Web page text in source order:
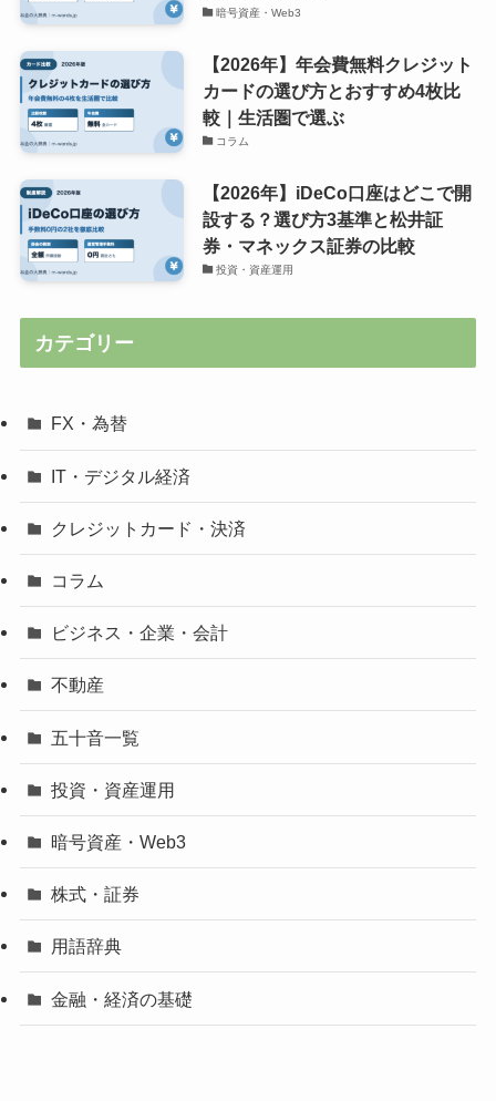
暗号資産・Web3
【2026年】年会費無料クレジット
カードの選び方とおすすめ4枚比
較｜生活圏で選ぶ
コラム
【2026年】iDeCo口座はどこで開
設する？選び方3基準と松井証
券・マネックス証券の比較
投資・資産運用
カテゴリー
FX・為替
IT・デジタル経済
クレジットカード・決済
コラム
ビジネス・企業・会計
不動産
五十音一覧
投資・資産運用
暗号資産・Web3
株式・証券
用語辞典
金融・経済の基礎